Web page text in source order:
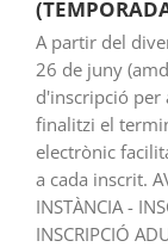
A partir del
26 de juny
d'inscripció per
finalitzi el
electrònic
a cada inscrit.
INSTÀNCIA -
INSCRIPCIÓ